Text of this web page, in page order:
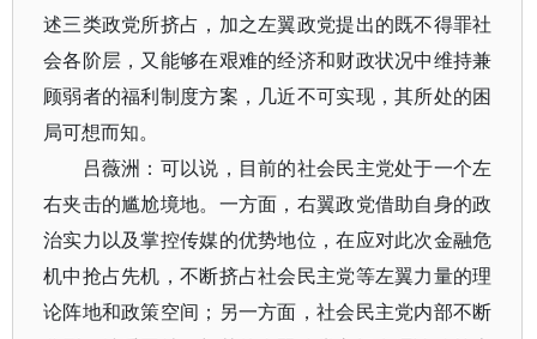
述三类政党所挤占，加之左翼政党提出的既不得罪社
会各阶层，又能够在艰难的经济和财政状况中维持兼
顾弱者的福利制度方案，几近不可实现，其所处的困
局可想而知。
吕薇洲：可以说，目前的社会民主党处于一个左
右夹击的尴尬境地。一方面，右翼政党借助自身的政
治实力以及掌控传媒的优势地位，在应对此次金融危
机中抢占先机，不断挤占社会民主党等左翼力量的理
论阵地和政策空间；另一方面，社会民主党内部不断